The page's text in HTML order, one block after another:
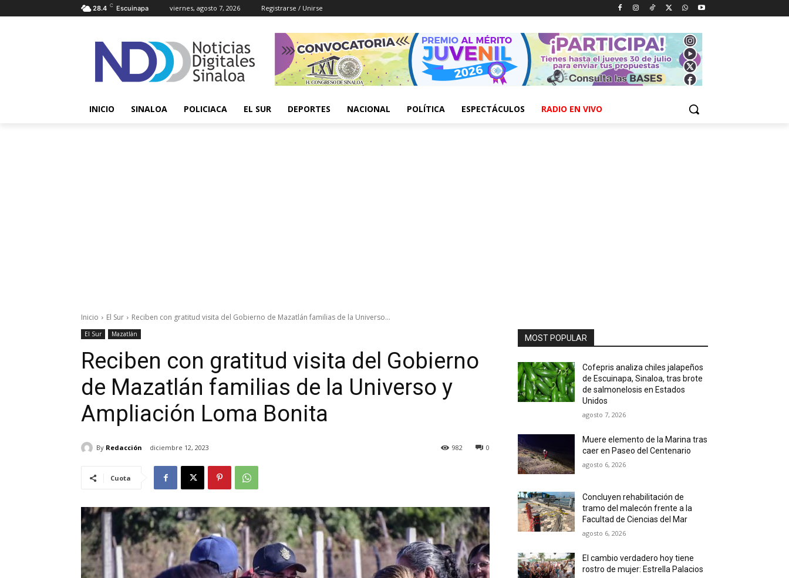
28.4 C Escuinapa viernes, agosto 7, 2026 Registrarse / Unirse
INICIO SINALOA POLICIACA EL SUR DEPORTES NACIONAL POLÍTICA ESPECTÁCULOS RADIO EN VIVO
Inicio El Sur Reciben con gratitud visita del Gobierno de Mazatlán familias de la Universo...
El Sur Mazatlán
Reciben con gratitud visita del Gobierno
de Mazatlán familias de la Universo y
Ampliación Loma Bonita
By Redacción diciembre 12, 2023 0
982
Cuota
MOST POPULAR
Cofepris analiza chiles jalapeños
de Escuinapa, Sinaloa, tras brote
de salmonelosis en Estados
Unidos
agosto 7, 2026
Muere elemento de la Marina tras
caer en Paseo del Centenario
agosto 6, 2026
Concluyen rehabilitación de
tramo del malecón frente a la
Facultad de Ciencias del Mar
agosto 6, 2026
El cambio verdadero hoy tiene
rostro de mujer: Estrella Palacios